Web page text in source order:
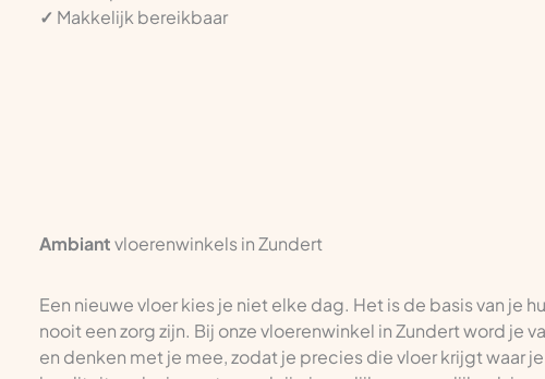
✓ Makkelijk bereikbaar
Ambiantvloerenwinkels in Zundert
Een nieuwe vloer kies je niet elke dag. Het is de basis van je
nooit een zorg zijn. Bij onze vloerenwinkel in Zundert word
en denken met je mee, zodat je precies die vloer krijgt waar